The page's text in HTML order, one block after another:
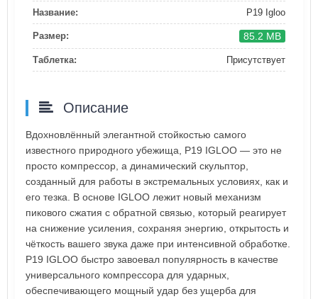
Название: P19 Igloo
Размер: 85.2 MB
Таблетка: Присутствует
Описание
Вдохновлённый элегантной стойкостью самого
известного природного убежища, P19 IGLOO — это не
просто компрессор, а динамический скульптор,
созданный для работы в экстремальных условиях, как и
его тезка. В основе IGLOO лежит новый механизм
пикового сжатия с обратной связью, который реагирует
на снижение усиления, сохраняя энергию, открытость и
чёткость вашего звука даже при интенсивной обработке.
P19 IGLOO быстро завоевал популярность в качестве
универсального компрессора для ударных,
обеспечивающего мощный удар без ущерба для